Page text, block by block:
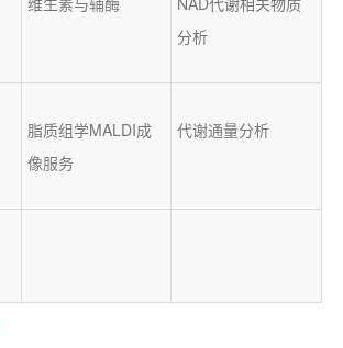
分析
脂质组学MALDI成
像服务
代谢通量分析